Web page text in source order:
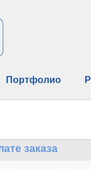
Портфолио
заказа